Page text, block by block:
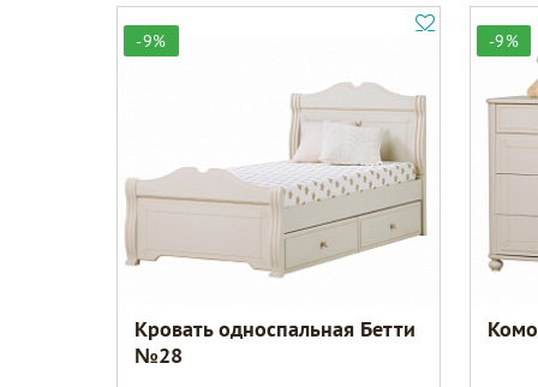
-9%
Кровать односпальная Бетти
№28
-9%